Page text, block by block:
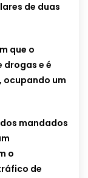
de duas
que o
e é
um
mandados
o
de